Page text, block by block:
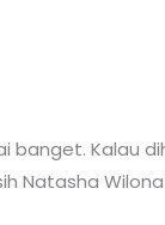
banget. Kalau
Natasha